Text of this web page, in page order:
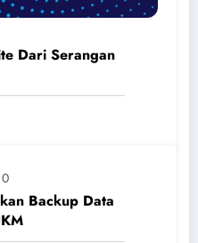
Dari Serangan
0
Backup Data